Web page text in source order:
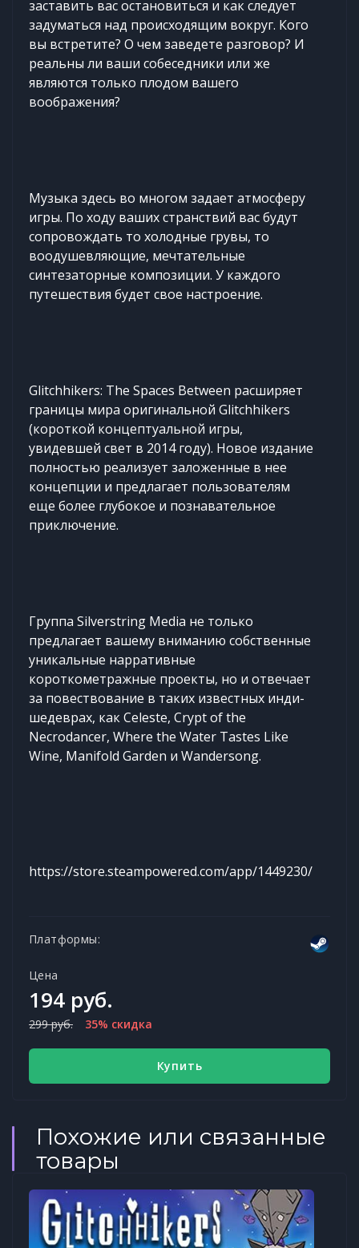
заставить вас остановиться и как следует
задуматься над происходящим вокруг. Кого
вы встретите? О чем заведете разговор? И
реальны ли ваши собеседники или же
являются только плодом вашего
воображения?
Музыка здесь во многом задает атмосферу
игры. По ходу ваших странствий вас будут
сопровождать то холодные грувы, то
воодушевляющие, мечтательные
синтезаторные композиции. У каждого
путешествия будет свое настроение.
Glitchhikers: The Spaces Between расширяет
границы мира оригинальной Glitchhikers
(короткой концептуальной игры,
увидевшей свет в 2014 году). Новое издание
полностью реализует заложенные в нее
концепции и предлагает пользователям
еще более глубокое и познавательное
приключение.
Группа Silverstring Media не только
предлагает вашему вниманию собственные
уникальные нарративные
короткометражные проекты, но и отвечает
за повествование в таких известных инди-
шедеврах, как Celeste, Crypt of the
Necrodancer, Where the Water Tastes Like
Wine, Manifold Garden и Wandersong.
https://store.steampowered.com/app/1449230/
Платформы:
Цена
194 руб.
299 руб. 35% скидка
Купить
Похожие или связанные
товары